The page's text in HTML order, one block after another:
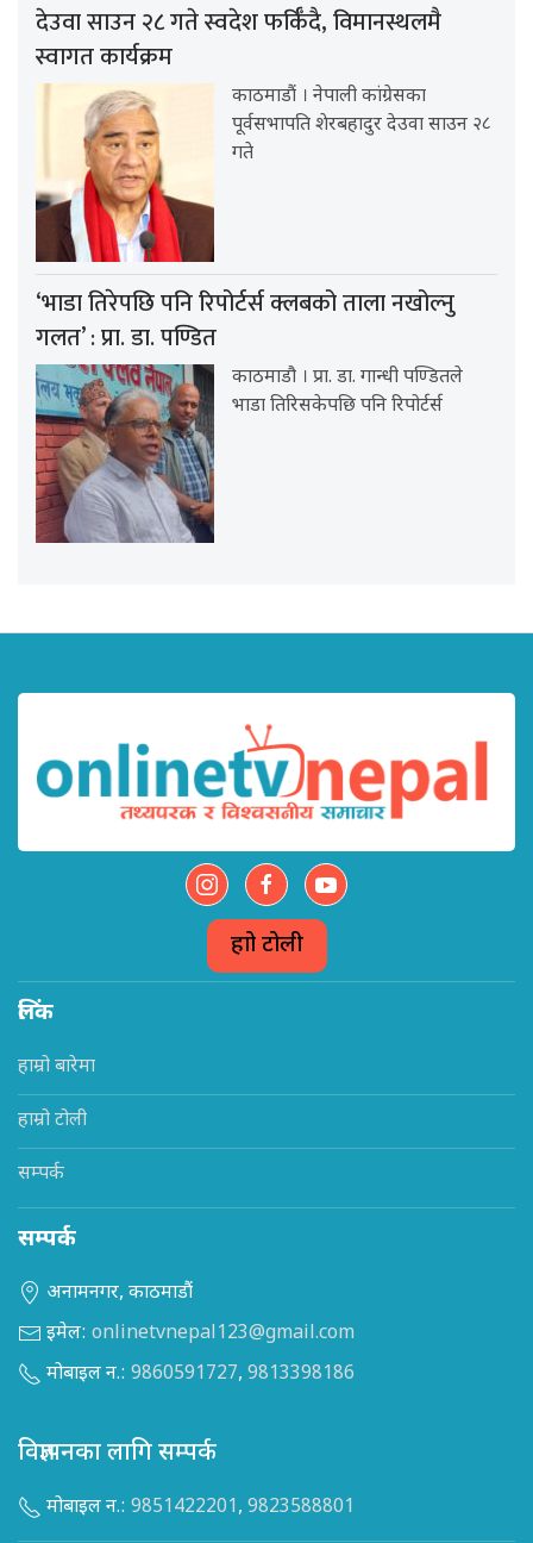
देउवा साउन २८ गते स्वदेश फर्किँदै, विमानस्थलमै
स्वागत कार्यक्रम
काठमाडौं । नेपाली कांग्रेसका
पूर्वसभापति शेरबहादुर देउवा साउन २८
गते
‘भाडा तिरेपछि पनि रिपोर्टर्स क्लबको ताला नखोल्नु
गलत’ : प्रा. डा. पण्डित
काठमाडौ । प्रा. डा. गान्धी पण्डितले
भाडा तिरिसकेपछि पनि रिपोर्टर्स
हाम्रो टोली
लिंक
हाम्रो बारेमा
हाम्रो टोली
सम्पर्क
सम्पर्क
अनामनगर, काठमाडौं
इमेल: onlinetvnepal123@gmail.com
मोबाइल न.: 9860591727, 9813398186
विज्ञापनका लागि सम्पर्क
मोबाइल न.: 9851422201, 9823588801